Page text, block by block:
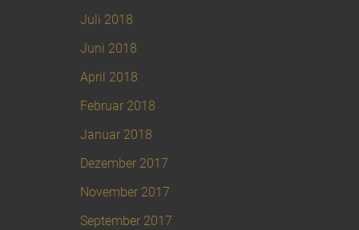
Juli 2018
Juni 2018
April 2018
Februar 2018
Januar 2018
Dezember 2017
November 2017
September 2017